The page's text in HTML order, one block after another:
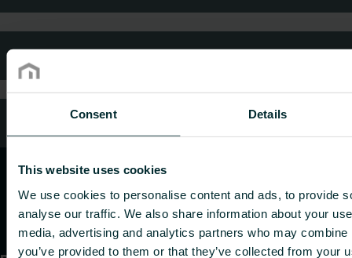
Consent Details
This website uses cookies
We use cookies to personalise content and ads, to provide
analyse our traffic. We also share information about your
media, advertising and analytics partners who may
you’ve provided to them or that they’ve collected from your
Kundtjänst
Vanliga frågor